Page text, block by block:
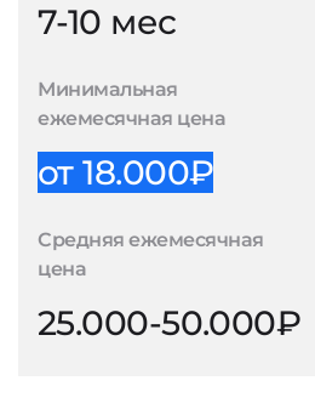
7-10 мес
Минимальная
ежемесячная цена
от 18.000₽
Средняя ежемесячная
цена
25.000-50.000₽